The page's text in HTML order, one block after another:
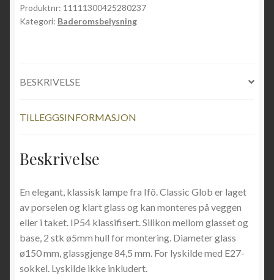
Produktnr: 11111300425280237
Kategori: Baderomsbelysning
BESKRIVELSE
TILLEGGSINFORMASJON
Beskrivelse
En elegant, klassisk lampe fra Ifö. Classic Glob er laget
av porselen og klart glass og kan monteres på veggen
eller i taket. IP54 klassifisert. Silikon mellom glasset og
base, 2 stk ø5mm hull for montering. Diameter glass
ø150 mm, glassgjenge 84,5 mm. For lyskilde med E27-
sokkel. Lyskilde ikke inkludert.